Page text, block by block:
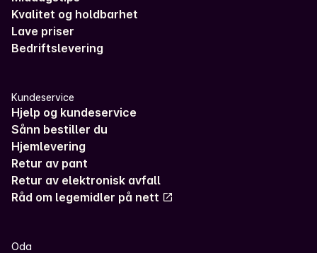
Kvalitet og holdbarhet
Lave priser
Bedriftslevering
Kundeservice
Hjelp og kundeservice
Sånn bestiller du
Hjemlevering
Retur av pant
Retur av elektronisk avfall
Råd om legemidler på nett
Oda